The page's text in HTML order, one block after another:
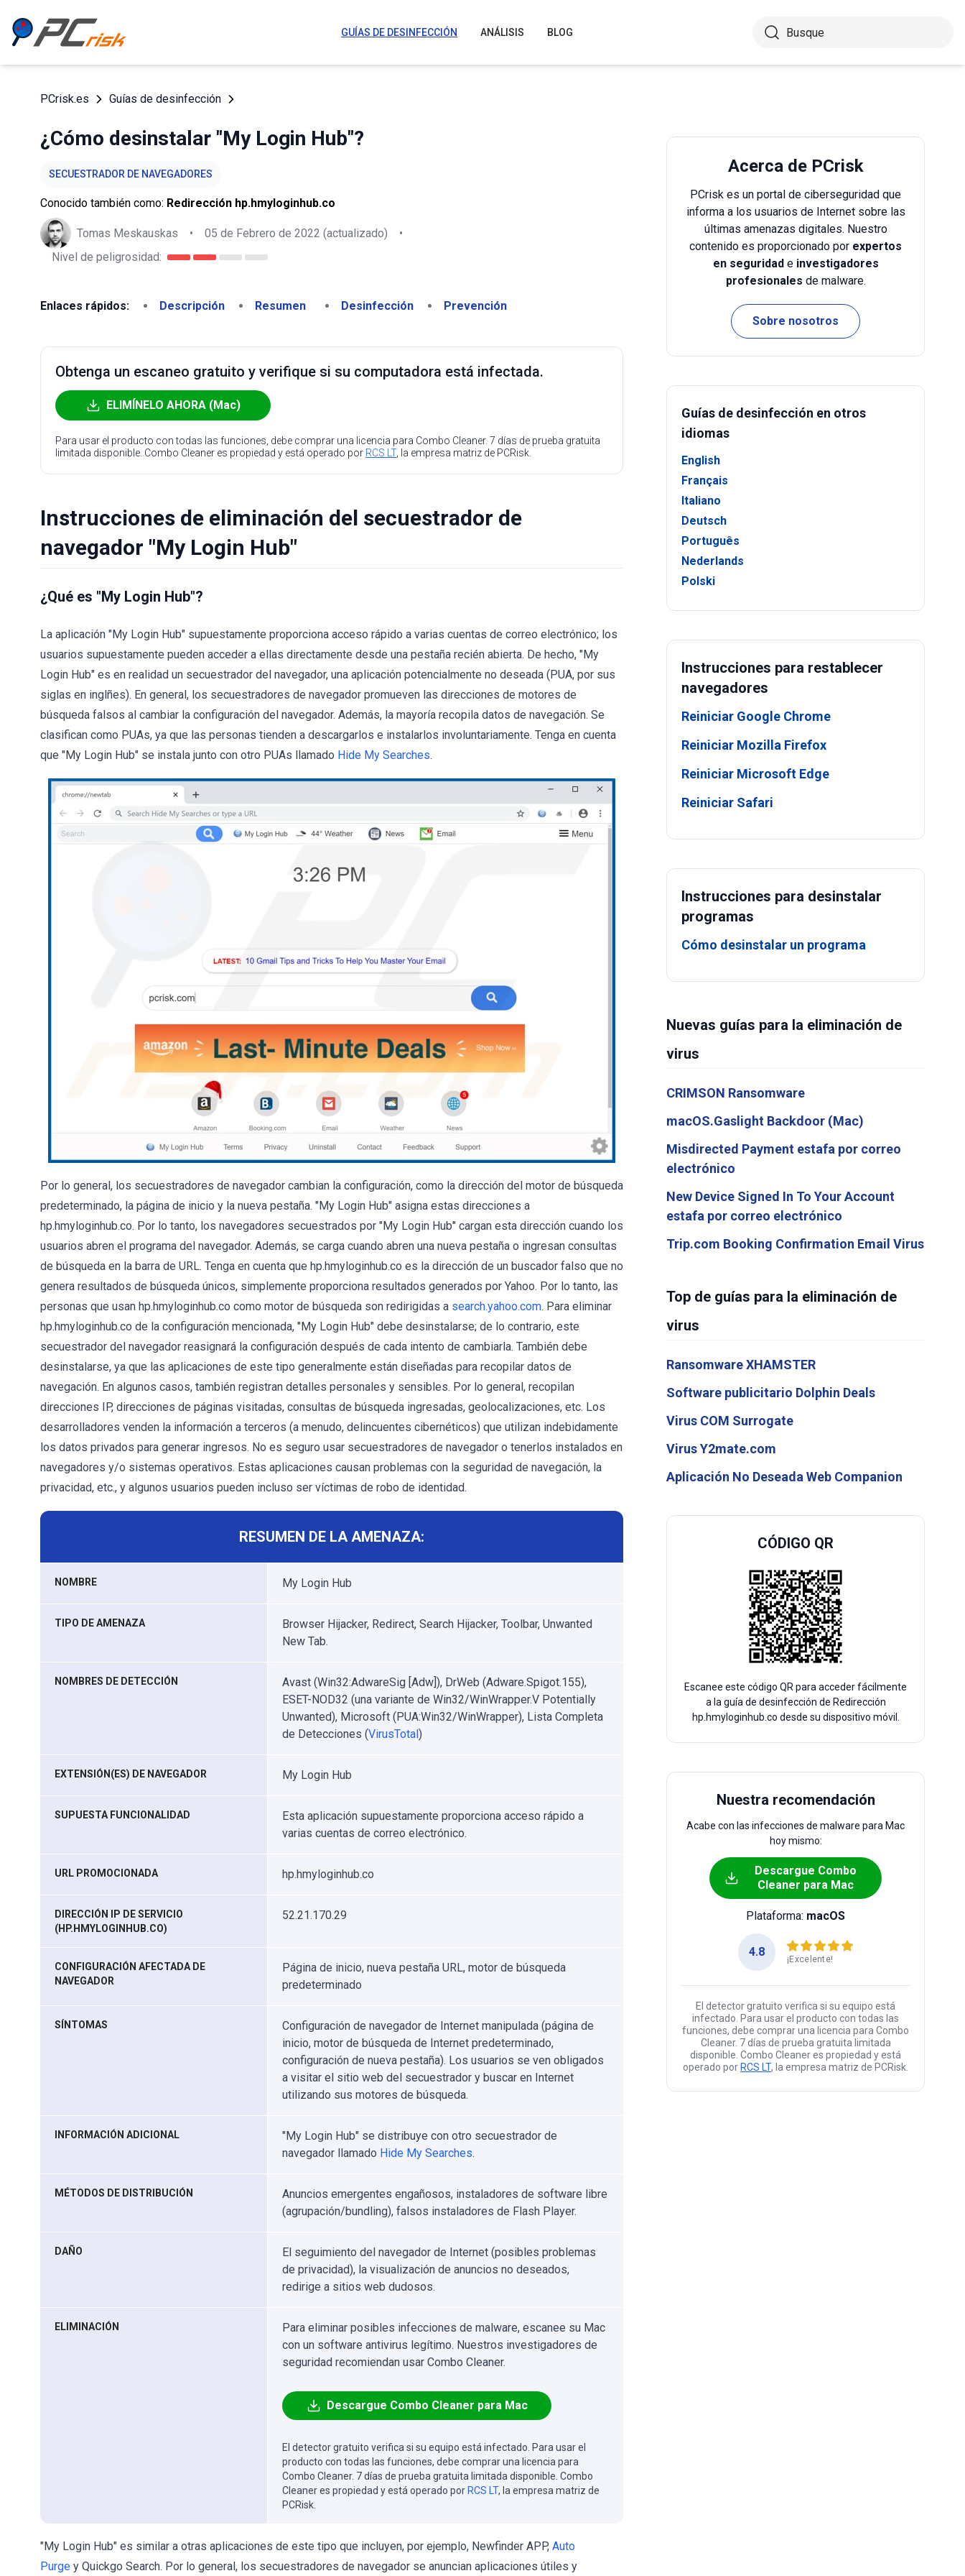
GUÍAS DE DESINFECCIÓN ANÁLISIS BLOG
PCrisk.es Guías de desinfección
¿Cómo desinstalar "My Login Hub"?
SECUESTRADOR DE NAVEGADORES
Conocido también como: Redirección hp.hmyloginhub.co
Tomas Meskauskas • 05 de Febrero de 2022 (actualizado)
•
Nivel de peligrosidad:
Enlaces rápidos: Descripción Resumen Desinfección Prevención
Obtenga un escaneo gratuito y verifique si su computadora está infectada.
ELIMÍNELO AHORA (Mac)
Para usar el producto con todas las funciones, debe comprar una licencia para Combo Cleaner. 7 días de prueba gratuita
limitada disponible. Combo Cleaner es propiedad y está operado por RCS LT, la empresa matriz de PCRisk.
Instrucciones de eliminación del secuestrador de
navegador "My Login Hub"
¿Qué es "My Login Hub"?
La aplicación "My Login Hub" supuestamente proporciona acceso rápido a varias cuentas de correo electrónico; los
usuarios supuestamente pueden acceder a ellas directamente desde una pestaña recién abierta. De hecho, "My
Login Hub" es en realidad un secuestrador del navegador, una aplicación potencialmente no deseada (PUA, por sus
siglas en inglñes). En general, los secuestradores de navegador promueven las direcciones de motores de
búsqueda falsos al cambiar la configuración del navegador. Además, la mayoría recopila datos de navegación. Se
clasifican como PUAs, ya que las personas tienden a descargarlos e instalarlos involuntariamente. Tenga en cuenta
que "My Login Hub" se instala junto con otro PUAs llamado Hide My Searches.
Por lo general, los secuestradores de navegador cambian la configuración, como la dirección del motor de búsqueda
predeterminado, la página de inicio y la nueva pestaña. "My Login Hub" asigna estas direcciones a
hp.hmyloginhub.co. Por lo tanto, los navegadores secuestrados por "My Login Hub" cargan esta dirección cuando los
usuarios abren el programa del navegador. Además, se carga cuando abren una nueva pestaña o ingresan consultas
de búsqueda en la barra de URL. Tenga en cuenta que hp.hmyloginhub.co es la dirección de un buscador falso que no
genera resultados de búsqueda únicos, simplemente proporciona resultados generados por Yahoo. Por lo tanto, las
personas que usan hp.hmyloginhub.co como motor de búsqueda son redirigidas a search.yahoo.com. Para eliminar
hp.hmyloginhub.co de la configuración mencionada, "My Login Hub" debe desinstalarse; de ​​lo contrario, este
secuestrador del navegador reasignará la configuración después de cada intento de cambiarla. También debe
desinstalarse, ya que las aplicaciones de este tipo generalmente están diseñadas para recopilar datos de
navegación. En algunos casos, también registran detalles personales y sensibles. Por lo general, recopilan
direcciones IP, direcciones de páginas visitadas, consultas de búsqueda ingresadas, geolocalizaciones, etc. Los
desarrolladores venden la información a terceros (a menudo, delincuentes cibernéticos) que utilizan indebidamente
los datos privados para generar ingresos. No es seguro usar secuestradores de navegador o tenerlos instalados en
navegadores y/o sistemas operativos. Estas aplicaciones causan problemas con la seguridad de navegación, la
privacidad, etc., y algunos usuarios pueden incluso ser víctimas de robo de identidad.
RESUMEN DE LA AMENAZA:
NOMBRE My Login Hub
TIPO DE AMENAZA
Browser Hijacker, Redirect, Search Hijacker, Toolbar, Unwanted
New Tab.
NOMBRES DE DETECCIÓN
Avast (Win32:AdwareSig [Adw]), DrWeb (Adware.Spigot.155),
ESET-NOD32 (una variante de Win32/WinWrapper.V Potentially
Unwanted), Microsoft (PUA:Win32/WinWrapper), Lista Completa
de Detecciones (VirusTotal)
EXTENSIÓN(ES) DE NAVEGADOR My Login Hub
SUPUESTA FUNCIONALIDAD
Esta aplicación supuestamente proporciona acceso rápido a
varias cuentas de correo electrónico.
URL PROMOCIONADA hp.hmyloginhub.co
DIRECCIÓN IP DE SERVICIO
(HP.HMYLOGINHUB.CO)
52.21.170.29
CONFIGURACIÓN AFECTADA DE
NAVEGADOR
Página de inicio, nueva pestaña URL, motor de búsqueda
predeterminado
SÍNTOMAS
Configuración de navegador de Internet manipulada (página de
inicio, motor de búsqueda de Internet predeterminado,
configuración de nueva pestaña). Los usuarios se ven obligados
a visitar el sitio web del secuestrador y buscar en Internet
utilizando sus motores de búsqueda.
INFORMACIÓN ADICIONAL
"My Login Hub" se distribuye con otro secuestrador de
navegador llamado Hide My Searches.
MÉTODOS DE DISTRIBUCIÓN
Anuncios emergentes engañosos, instaladores de software libre
(agrupación/bundling), falsos instaladores de Flash Player.
DAÑO
El seguimiento del navegador de Internet (posibles problemas
de privacidad), la visualización de anuncios no deseados,
redirige a sitios web dudosos.
ELIMINACIÓN
Para eliminar posibles infecciones de malware, escanee su Mac
con un software antivirus legítimo. Nuestros investigadores de
seguridad recomiendan usar Combo Cleaner.
Descargue Combo Cleaner para Mac
El detector gratuito verifica si su equipo está infectado. Para usar el
producto con todas las funciones, debe comprar una licencia para
Combo Cleaner. 7 días de prueba gratuita limitada disponible. Combo
Cleaner es propiedad y está operado por RCS LT, la empresa matriz de
PCRisk.
"My Login Hub" es similar a otras aplicaciones de este tipo que incluyen, por ejemplo, Newfinder APP, Auto
Purge y Quickgo Search. Por lo general, los secuestradores de navegador se anuncian aplicaciones útiles y
Acerca de PCrisk
PCrisk es un portal de ciberseguridad que
informa a los usuarios de Internet sobre las
últimas amenazas digitales. Nuestro
contenido es proporcionado por expertos
en seguridade investigadores
profesionales de malware.
Sobre nosotros
Guías de desinfección en otros
idiomas
English
Français
Italiano
Deutsch
Português
Nederlands
Polski
Instrucciones para restablecer
navegadores
Reiniciar Google Chrome
Reiniciar Mozilla Firefox
Reiniciar Microsoft Edge
Reiniciar Safari
Instrucciones para desinstalar
programas
Cómo desinstalar un programa
Nuevas guías para la eliminación de
virus
CRIMSON Ransomware
macOS.Gaslight Backdoor (Mac)
Misdirected Payment estafa por correo
electrónico
New Device Signed In To Your Account
estafa por correo electrónico
Trip.com Booking Confirmation Email Virus
Top de guías para la eliminación de
virus
Ransomware XHAMSTER
Software publicitario Dolphin Deals
Virus COM Surrogate
Virus Y2mate.com
Aplicación No Deseada Web Companion
CÓDIGO QR
Escanee este código QR para acceder fácilmente
a la guía de desinfección de Redirección
hp.hmyloginhub.co desde su dispositivo móvil.
Nuestra recomendación
Acabe con las infecciones de malware para Mac
hoy mismo:
Descargue Combo
Cleaner para Mac
Plataforma: macOS
4.8
¡Excelente!
El detector gratuito verifica si su equipo está
infectado. Para usar el producto con todas las
funciones, debe comprar una licencia para Combo
Cleaner. 7 días de prueba gratuita limitada
disponible. Combo Cleaner es propiedad y está
operado por RCS LT, la empresa matriz de PCRisk.